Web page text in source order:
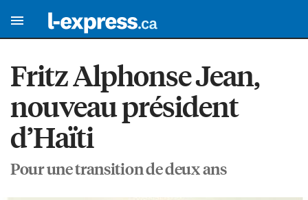
Fritz Alphonse Jean,
nouveau président
d’Haïti
Pour une transition de deux ans